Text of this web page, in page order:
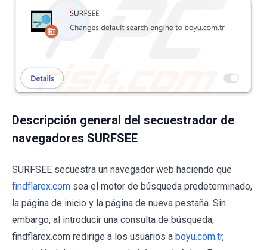
Descripción general del secuestrador de
navegadores SURFSEE
SURFSEE secuestra un navegador web haciendo que
findflarex.com sea el motor de búsqueda predeterminado,
la página de inicio y la página de nueva pestaña. Sin
embargo, al introducir una consulta de búsqueda,
findflarex.com redirige a los usuarios a boyu.com.tr,